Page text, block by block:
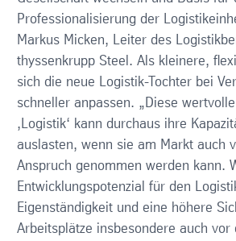
Professionalisierung der
Markus Micken, Leiter des
thyssenkrupp Steel. Als kleinere,
sich die neue Logistik-Tochter bei
schneller anpassen. „Diese
‚Logistik‘ kann durchaus ihre
auslasten, wenn sie am Markt auch
Anspruch genommen werden kann.
Entwicklungspotenzial für den
Eigenständigkeit und eine höhere
Arbeitsplätze insbesondere auch vor